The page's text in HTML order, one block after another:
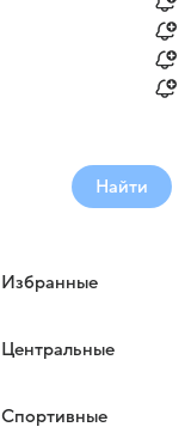
Найти
Избранные
Центральные
Спортивные